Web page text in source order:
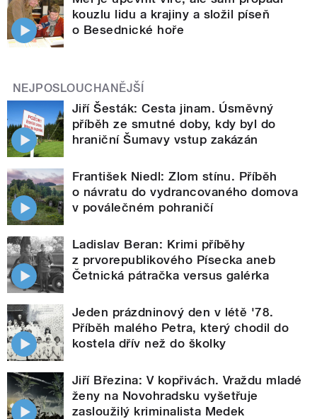
kouzlu lidu a krajiny a složil píseň
o Besednické hoře
NEJPOSLOUCHANĚJŠÍ
Jiří Šesták: Cesta jinam. Úsměvný
příběh ze smutné doby, kdy byl do
hraniční Šumavy vstup zakázán
František Niedl: Zlom stínu. Příběh
o návratu do vydrancovaného domova
v poválečném pohraničí
Ladislav Beran: Krimi příběhy
z prvorepublikového Písecka aneb
Četnická pátračka versus galérka
Jeden prázdninový den v létě '78.
Příběh malého Petra, který chodil do
kostela dřív než do školky
Jiří Březina: V kopřivách. Vraždu mladé
ženy na Novohradsku vyšetřuje
zasloužilý kriminalista Medek